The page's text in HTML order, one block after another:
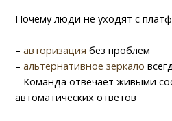
Почему люди не уходят с
–авторизация без проблем
–альтернативное зеркало
– Команда отвечает живыми
автоматических ответов